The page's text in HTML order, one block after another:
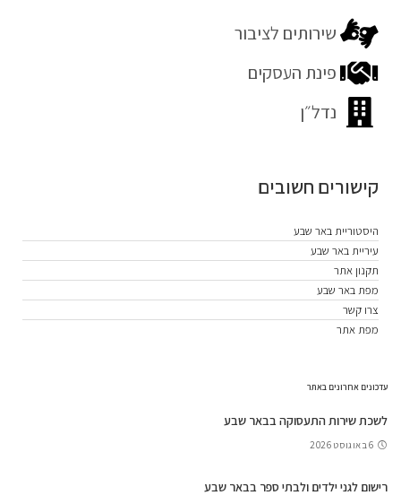
שירותים לציבור
פינת העסקים
נדל״ן
קישורים חשובים
היסטוריית באר שבע
עיריית באר שבע
תקנון אתר
מפת באר שבע
צרו קשר
מפת אתר
עדכונים אחרונים באתר
לשכת שירות התעסוקה בבאר שבע
6 באוגוסט 2026
רישום לגני ילדים ולבתי ספר בבאר שבע